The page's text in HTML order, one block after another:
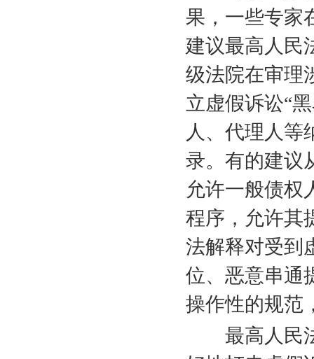
果，一些专家
建议最高人民
级法院在审理
立虚假诉讼“
人、代理人等
录。有的建议
允许一般债权
程序，允许其
法解释对受到
位、恶意串通
操作性的规范
最高人民法